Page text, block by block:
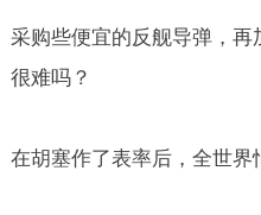
采购些便宜的反舰导弹，
很难吗？
在胡塞作了表率后，全世界